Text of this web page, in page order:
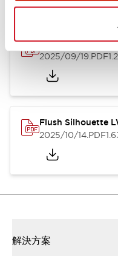
Flush Silhouette
2025/09/19.PDF
Flush Silhouette
2025/10/14.PDF
解決方案